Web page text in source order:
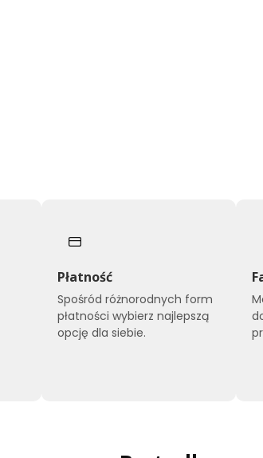
Płatność
Spośród różnorodnych form
płatności wybierz najlepszą
opcję dla siebie.